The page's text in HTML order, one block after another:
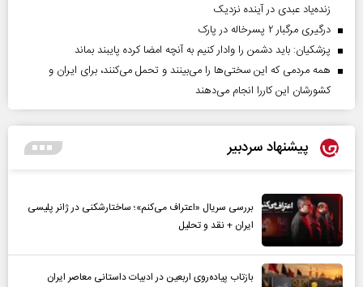
زنده‌یاد عبدی در آینده نزدیک
درگیری مرگبار ۲ پسرخاله در پارک
پزشکیان: باید دشمن را وادار کنیم به آنچه امضا کرده پایبند بماند
همه مردمی که این سختی‌ها را می‌بینند و تحمل می‌کنند، برای ایران و
کشورشان این کاررا انجام می‌دهند
پیشنهاد سردبیر
بررسی سریال «اعتراف می‌کنم»؛ ساختارشکنی در ژانر پلیسی
ایران + نقد و تحلیل
بازتاب پیاده‌روی اربعین در ادبیات داستانی معاصر ایران